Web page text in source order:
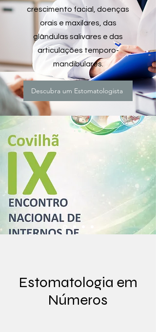
crescimento facial, doenças
orais e maxilares, das
glândulas salivares e das
articulações temporo-
mandibulares.
Descubra um Estomatologista
.
Estomatologia em
Números